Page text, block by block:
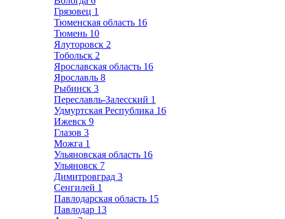
Грязовец 1
Тюменская область 16
Тюмень 10
Ялуторовск 2
Тобольск 2
Ярославская область 16
Ярославль 8
Рыбинск 3
Переславль-Залесский 1
Удмуртская Республика 16
Ижевск 9
Глазов 3
Можга 1
Ульяновская область 16
Ульяновск 7
Димитровград 3
Сенгилей 1
Павлодарская область 15
Павлодар 13